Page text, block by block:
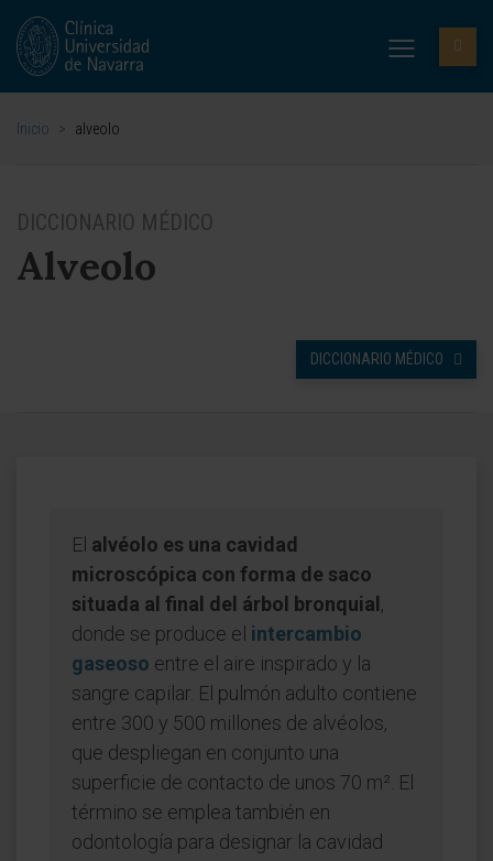
Inicio > alveolo
DICCIONARIO MÉDICO
Alveolo
DICCIONARIO MÉDICO
El alvéolo es una cavidad
microscópica con forma de saco
situada al final del árbol bronquial ,
donde se produce el intercambio
gaseoso entre el aire inspirado y la
sangre capilar. El pulmón adulto contiene
entre 300 y 500 millones de alvéolos,
que despliegan en conjunto una
superficie de contacto de unos 70 m². El
término se emplea también en
odontología para designar la cavidad